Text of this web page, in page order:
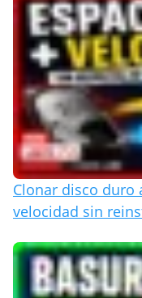
Clonar disco duro
velocidad sin